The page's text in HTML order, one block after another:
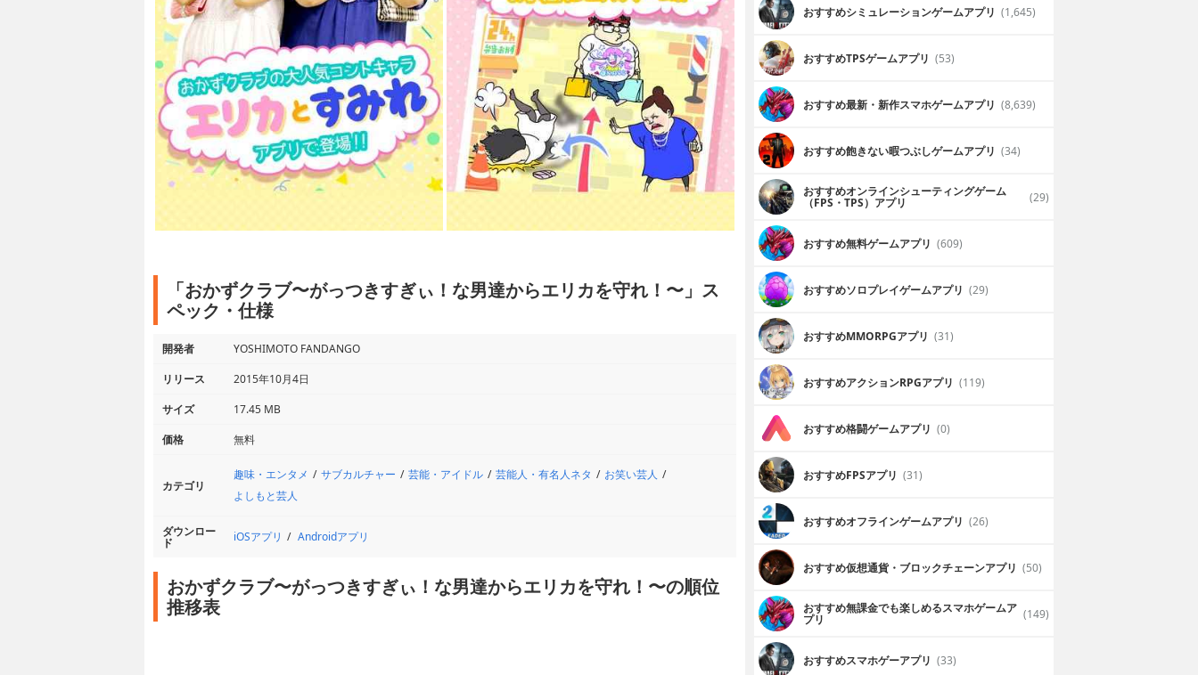
「おかずクラブ〜がっつきすぎぃ！な男達からエリカを守れ！〜」ス
ペック・仕様
開発者
YOSHIMOTO FANDANGO
リリース
2015年10月4日
サイズ
17.45 MB
価格
無料
カテゴリ
趣味・エンタメ サブカルチャー 芸能・アイドル 芸能人・有名人ネタ
お笑い芸人
よしもと芸人
ダウンロー
ド iOSアプリ Androidアプリ
おかずクラブ〜がっつきすぎぃ！な男達からエリカを守れ！〜の順位
推移表
おすすめシミュレーションゲームアプリ (1,645)
おすすめTPSゲームアプリ (53)
おすすめ最新・新作スマホゲームアプリ (8,639)
おすすめ飽きない暇つぶしゲームアプリ (34)
おすすめオンラインシューティングゲーム
（FPS・TPS）アプリ (29)
おすすめ無料ゲームアプリ (609)
おすすめソロプレイゲームアプリ (29)
おすすめ MMORPGアプリ (31)
おすすめアクションRPGアプリ (119)
おすすめ格闘ゲームアプリ (0)
おすすめFPSアプリ (31)
おすすめオフラインゲームアプリ (26)
おすすめ仮想通貨・ブロックチェーンアプリ (50)
おすすめ無課金でも楽しめるスマホゲームア
プリ (149)
おすすめスマホゲーアプリ (33)